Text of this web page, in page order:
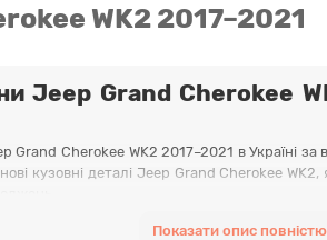
WK2 2017–2021
Jeep Grand Cherokee
Grand Cherokee WK2 2017–2021 в Україні
кузовні деталі Jeep Grand Cherokee
Cherokee WK2 2017, 2018, 2019, 2020, 2021
Показати опис повністю